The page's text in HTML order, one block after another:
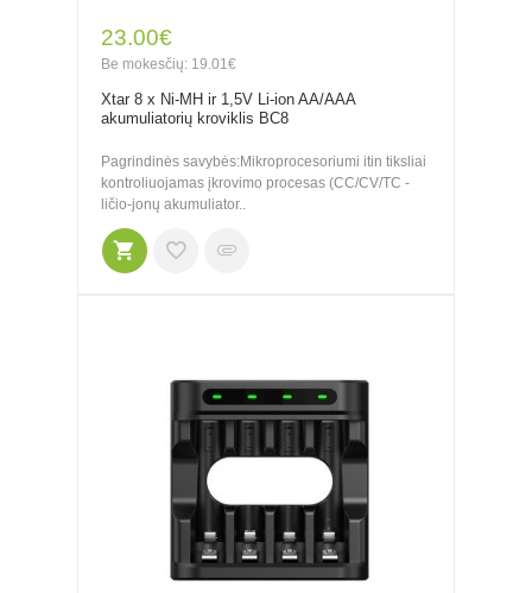
23.00€
Be mokesčių: 19.01€
Xtar 8 x Ni-MH ir 1,5V Li-ion AA/AAA
akumuliatorių kroviklis BC8
Pagrindinės savybės:Mikroprocesoriumi itin tiksliai
kontroliuojamas įkrovimo procesas (CC/CV/TC -
ličio-jonų akumuliator..